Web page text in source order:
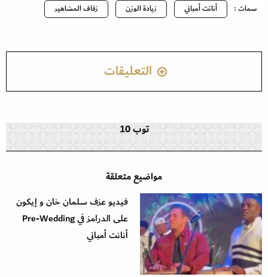
سمات : أنانت أمباني زيادة الوزن زفاف المشاهير
التعليقات
توب 10
مواضيع متعلقة
فيديو عزف سلمان خان و إيكون
على الدرامز في Pre-Wedding
أنانت أمباني